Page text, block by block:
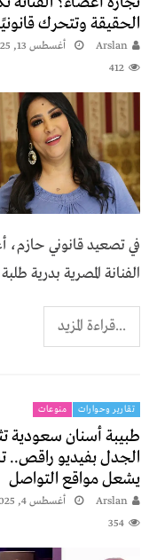
الحقيقة وتتحرك
Arslan
أغسطس 13, 2025
412
في تصعيد قانوني حازم،
الفنانة المصرية بدرية
...قراءة المزيد
تقارير وحوارات منوعات
طبيبة أسنان سعودية
الجدل بفيديو راقص..
يشعل مواقع التواصل
Arslan
أغسطس 4, 2025
354